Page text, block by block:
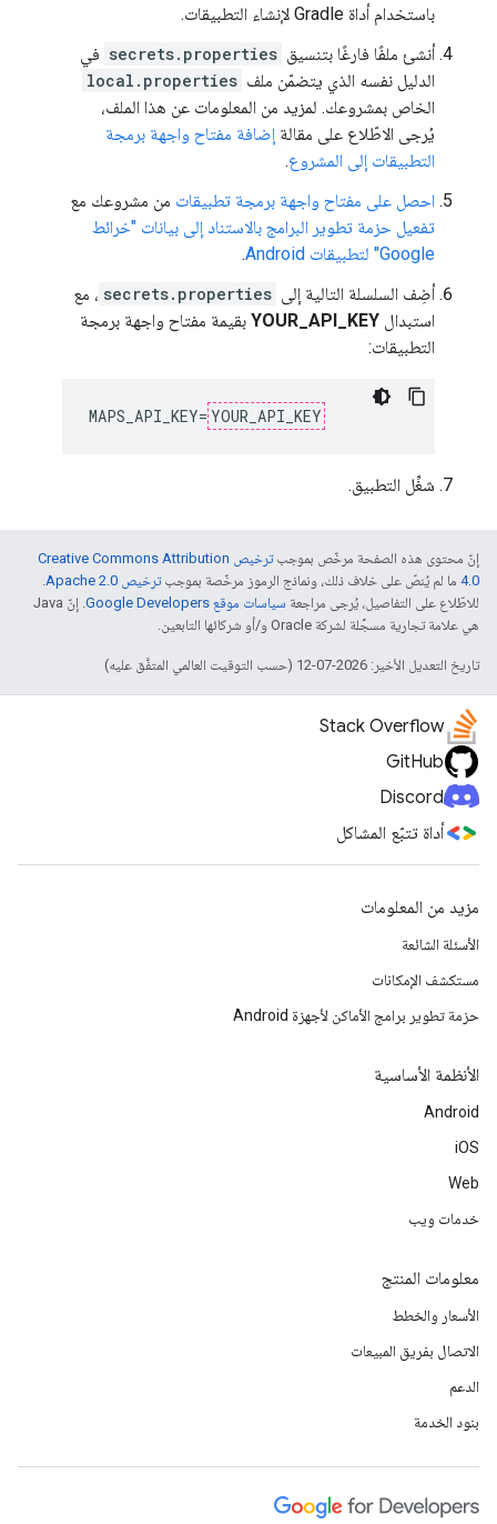
باستخدام أداة Gradle لإنشاء التطبيقات.
أنشئ ملفًا فارغًا بتنسيق secrets.properties في
الدليل نفسه الذي يتضمّن ملف local.properties
الخاص بمشروعك. لمزيد من المعلومات عن هذا الملف،
يُرجى الاطّلاع على مقالة إضافة مفتاح واجهة برمجة
التطبيقات إلى المشروع.
احصل على مفتاح واجهة برمجة تطبيقات من مشروعك مع
تفعيل حزمة تطوير البرامج بالاستناد إلى بيانات "خرائط
Google" لتطبيقات Android
.
أضِف السلسلة التالية إلى secrets.properties ، مع
استبدال YOUR_API_KEY بقيمة مفتاح واجهة برمجة
التطبيقات:
MAPS_API_KEY= YOUR_API_KEY
شغِّل التطبيق.
إنّ محتوى هذه الصفحة مرخّص بموجب
ترخيص Creative Commons Attribution
4.0‏ ما لم يُنصّ على خلاف ذلك، ونماذج الرموز مرخّصة بموجبترخيص Apache 2.0‏
.
للاطّلاع على التفاصيل، يُرجى مراجعة سياسات موقع Google Developers‏
. إنّ Java
هي علامة تجارية مسجَّلة لشركة Oracle و/أو شركائها التابعين.
تاريخ التعديل الأخير: 2026-07-12 (حسب التوقيت العالمي المتفَّق عليه)
Stack Overflow
GitHub
Discord
أداة تتبّع المشاكل
مزيد من المعلومات
الأسئلة الشائعة
مستكشف الإمكانات
حزمة تطوير برامج الأماكن لأجهزة Android
الأنظمة الأساسية
Android
iOS
Web
خدمات ويب
معلومات المنتج
الأسعار والخطط
الاتصال بفريق المبيعات
الدعم
بنود الخدمة